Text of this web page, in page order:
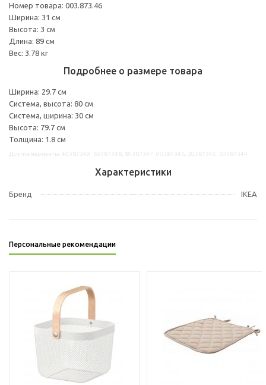
Номер товара: 003.873.46
Ширина: 31 см
Высота: 3 см
Длина: 89 см
Вес: 3.78 кг
Подробнее о размере товара
Ширина: 29.7 см
Система, высота: 80 см
Система, ширина: 30 см
Высота: 79.7 см
Толщина: 1.8 см
Характеристики
Бренд IKEA
Персональные рекомендации